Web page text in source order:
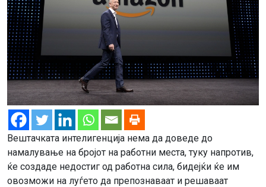
Вештачката интелигенција нема да доведе до
намалување на бројот на работни места, туку напротив,
ќе создаде недостиг од работна сила, бидејќи ќе им
овозможи на луѓето да препознаваат и решаваат